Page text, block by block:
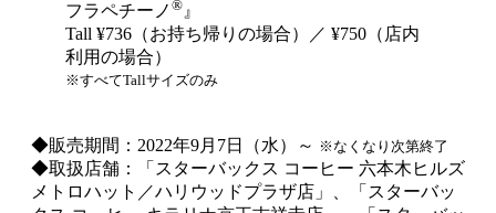
フラペチーノ®』
Tall ¥736（お持ち帰りの場合）／ ¥750（店内
利用の場合）
※すべてTallサイズのみ
◆販売期間：2022年9月7日（水）～ ※なくなり次第終了
◆取扱店舗：「スターバックス コーヒー 六本木ヒルズ
メトロハット／ハリウッドプラザ店」、「スターバッ